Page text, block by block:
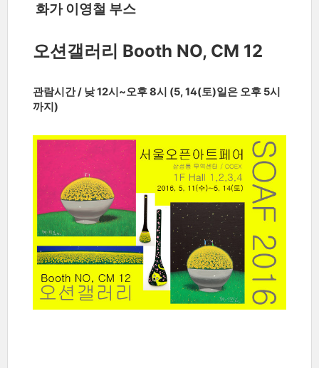
화가 이영철 부스
오션갤러리 Booth NO, CM 12
관람시간 / 낮 12시~오후 8시 (5, 14(토)일은 오후 5시
까지)